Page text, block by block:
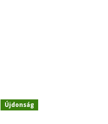
Újdonság